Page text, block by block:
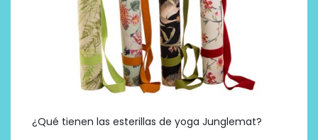
¿Qué tienen las esterillas de yoga Junglemat?